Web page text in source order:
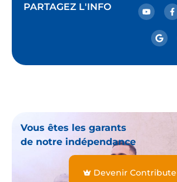
PARTAGEZ L'INFO
Vous êtes les garants
de notre indépendance
Devenir